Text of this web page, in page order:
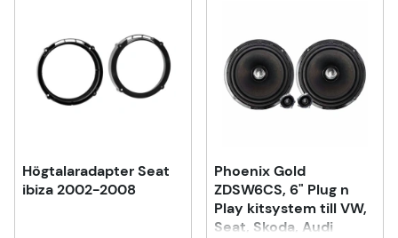
Högtalaradapter Seat
ibiza 2002-2008
Phoenix Gold
ZDSW6CS, 6" Plug n
Play kitsystem till VW,
Seat, Skoda, Audi